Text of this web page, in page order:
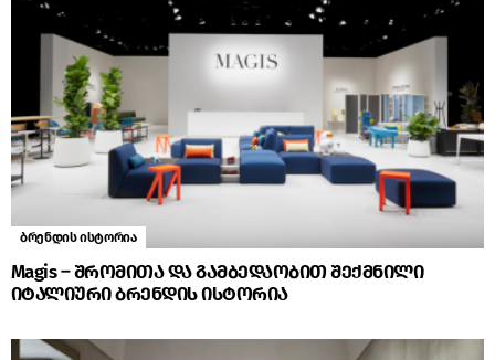
ბრენდის ისტორია
Magis – შრომითა და გამბედაობით შექმნილი
იტალიური ბრენდის ისტორია